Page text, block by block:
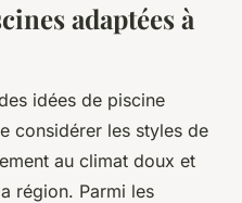
adaptées à
idées de piscine
considérer les styles de
au climat doux et
région. Parmi les